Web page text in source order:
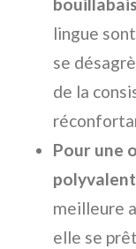
lingue
se
de la
Pour une
meilleure
elle se